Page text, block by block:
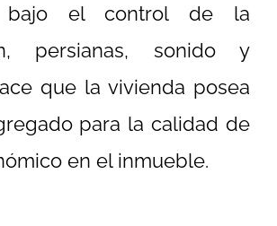
bajo el control de la
persianas, sonido y
que la vivienda posea
para la calidad de
en el inmueble.